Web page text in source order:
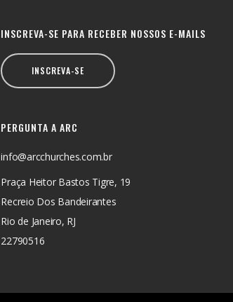
INSCREVA-SE PARA RECEBER NOSSOS E-MAILS
INSCREVA-SE
PERGUNTA A ARC
info@arcchurches.com.br
Praça Heitor Bastos Tigre, 19
Recreio Dos Bandeirantes
Rio de Janeiro, RJ
22790516